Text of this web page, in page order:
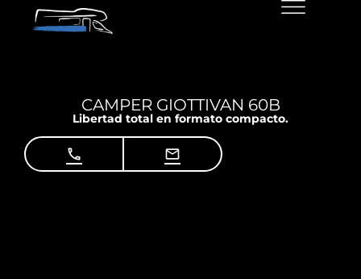
CAMPER GIOTTIVAN 60B
Libertad total en formato compacto.